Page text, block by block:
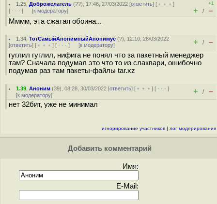
1.25 ,Доброжелатель (??), 17:46, 27/03/2022 [ответить] [ ﹢﹢﹢]
[ · · · ] [к модератору]
+1
+ / –
Мммм, эта сжатая обоина...
1.34 ,ТотСамыйАнонимныйАнонимус (?), 12:10, 28/03/2022
[ответить] [ ﹢﹢﹢ ] [ · · · ] [к модератору] + / –
гуглил гуглил, нифига не понял что за пакетный менеджер
там? Сначала подумал это что то из слаквари, ошибочно
подумав раз там пакеты-файлы tar.xz
1.39 ,Аноним (39), 08:28, 30/03/2022 [ответить] [ ﹢﹢﹢] [ · · ·]
[к модератору] + / –
нет 32бит, уже не минимал
игнорирование участников | лог модерирования
Добавить комментарий
Имя:
E-Mail: